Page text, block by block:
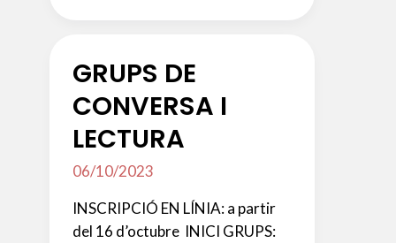
(1923-
1985)
GRUPS DE
CONVERSA I
LECTURA
06/10/2023
INSCRIPCIÓ EN LÍNIA: a partir
del 16 d’octubre INICI GRUPS: